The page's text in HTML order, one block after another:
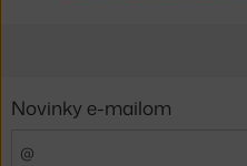
Novinky e-mailom